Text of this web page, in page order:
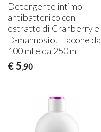
Detergente intimo
antibatterico con
estratto di Cranberry e
D-mannosio. Flacone da
100 ml e da 250 ml
€ 5,90